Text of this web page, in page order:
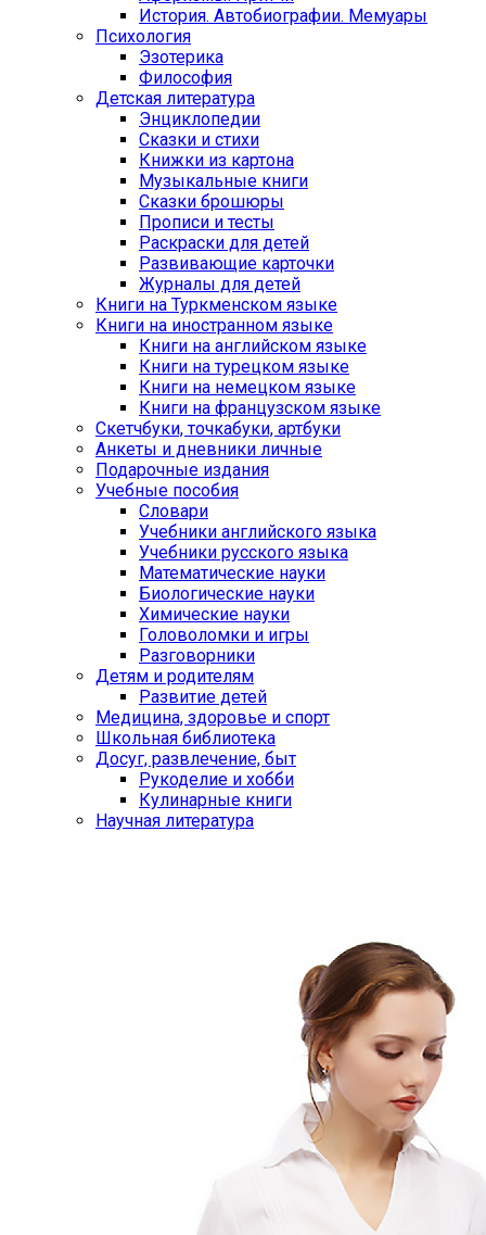
История. Автобиографии. Мемуары
Психология
Эзотерика
Философия
Детская литература
Энциклопедии
Сказки и стихи
Книжки из картона
Музыкальные книги
Сказки брошюры
Прописи и тесты
Раскраски для детей
Развивающие карточки
Журналы для детей
Книги на Туркменском языке
Книги на иностранном языке
Книги на английском языке
Книги на турецком языке
Книги на немецком языке
Книги на французском языке
Cкетчбуки, точкабуки, артбуки
Анкеты и дневники личные
Подарочные издания
Учебные пособия
Словари
Учебники английского языка
Учебники русского языка
Математические науки
Биологические науки
Химические науки
Головоломки и игры
Разговорники
Детям и родителям
Развитие детей
Медицина, здоровье и спорт
Школьная библиотека
Досуг, развлечение, быт
Рукоделие и хобби
Кулинарные книги
Научная литература